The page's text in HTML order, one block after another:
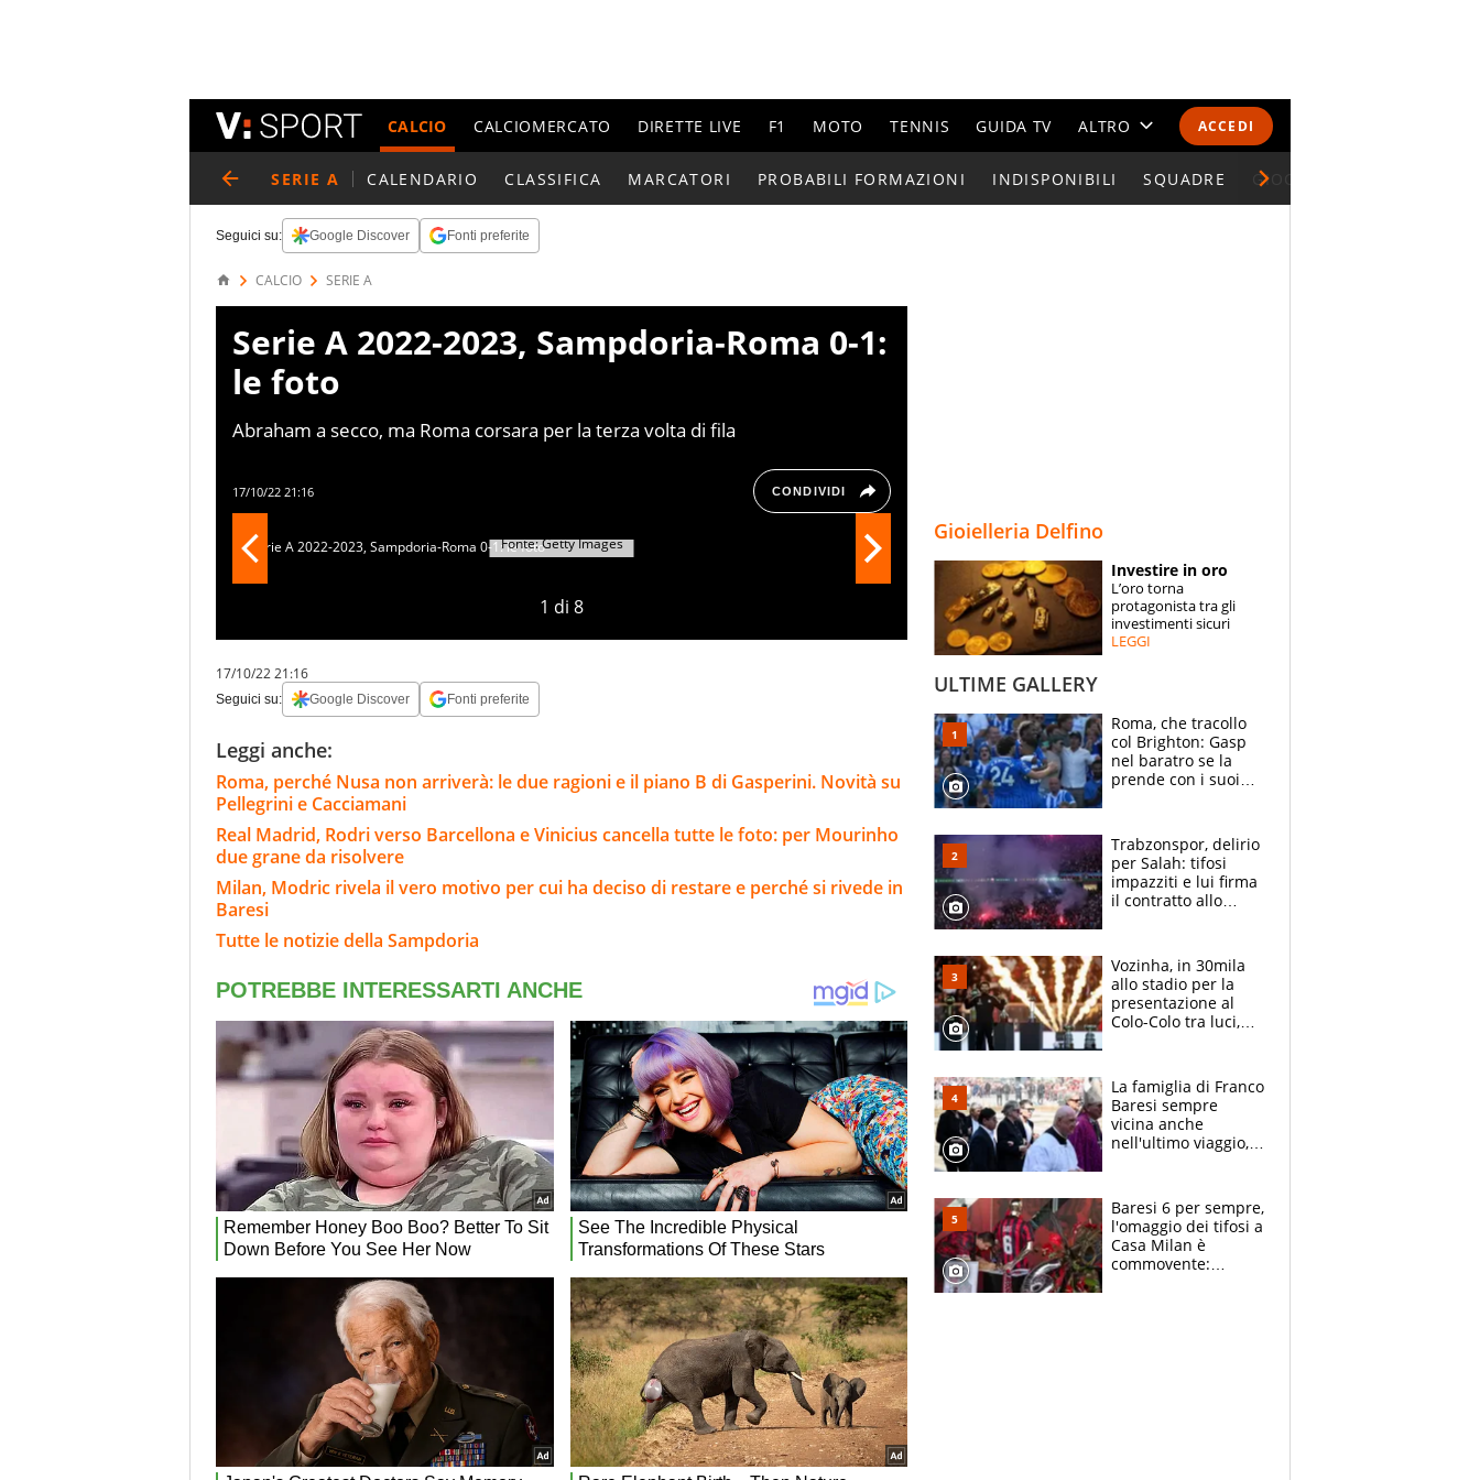
ACCEDI
CALCIO CALCIOMERCATO DIRETTE LIVE F1 MOTO TENNIS GUIDA TV ALTRO
CALENDARI E CLASSIFICHE
ESPERTI
CONTATTI
SERIE A CALENDARIO CLASSIFICA MARCATORI PROBABILI FORMAZIONI INDISPONIBILI SQUADRE GIOCATORI SERIE A
Seguici su: Google Discover Fonti preferite
CALCIO SERIE A
Serie A 2022-2023, Sampdoria-Roma 0-1:
le foto
Abraham a secco, ma Roma corsara per la terza volta di fila
17/10/22 21:16 CONDIVIDI
1 di 8
Fonte: Getty Images
17/10/22 21:16
Seguici su: Google Discover Fonti preferite
Leggi anche:
Roma, perché Nusa non arriverà: le due ragioni e il piano B di Gasperini. Novità su
Pellegrini e Cacciamani
Real Madrid, Rodri verso Barcellona e Vinicius cancella tutte le foto: per Mourinho
due grane da risolvere
Milan, Modric rivela il vero motivo per cui ha deciso di restare e perché si rivede in
Baresi
Tutte le notizie della Sampdoria
Gioielleria Delfino
Investire in oro
L’oro torna
protagonista tra gli
investimenti sicuri
LEGGI
ULTIME GALLERY
Roma, che tracollo
col Brighton: Gasp
nel baratro se la
prende con i suoi
Trabzonspor, delirio
per Salah: tifosi
impazziti e lui firma
il contratto allo
Vozinha, in 30mila
allo stadio per la
presentazione al
Colo-Colo tra luci,
La famiglia di Franco
Baresi sempre
vicina anche
nell'ultimo viaggio,
circondati
dall'affetto dei tifosi
Baresi 6 per sempre,
l'omaggio dei tifosi a
Casa Milan è
commovente: